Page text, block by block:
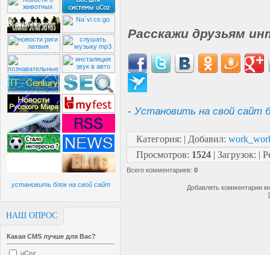
установить блок на свой сайт
НАШ ОПРОС
Какая CMS лучше для Вас?
uCoz
Расскажи друзьям
- Установить на свой сайт
Категория: | Добавил:
Просмотров: 1524 | Загрузок: |
Всего комментариев: 0
Добавлять комментарии